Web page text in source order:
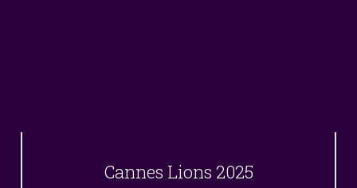
Cannes Lions 2025